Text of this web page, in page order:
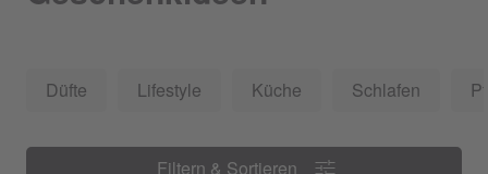
Düfte Lifestyle Küche Schlafen
Filtern & Sortieren
Filtern & Sortieren